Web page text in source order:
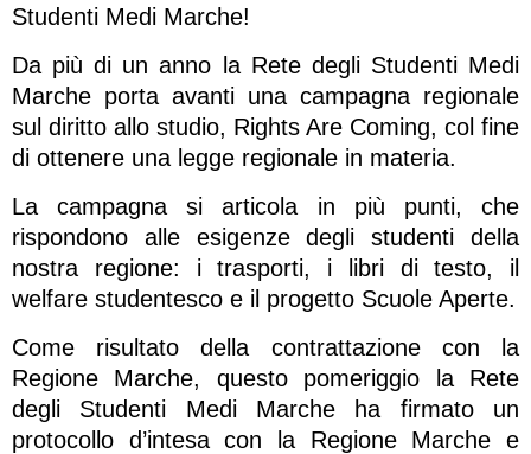
Studenti Medi Marche!
Da più di un anno la Rete degli Studenti Medi
Marche porta avanti una campagna regionale
sul diritto allo studio, Rights Are Coming, col fine
di ottenere una legge regionale in materia.
La campagna si articola in più punti, che
rispondono alle esigenze degli studenti della
nostra regione: i trasporti, i libri di testo, il
welfare studentesco e il progetto Scuole Aperte.
Come risultato della contrattazione con la
Regione Marche, questo pomeriggio la Rete
degli Studenti Medi Marche ha firmato un
protocollo d’intesa con la Regione Marche e